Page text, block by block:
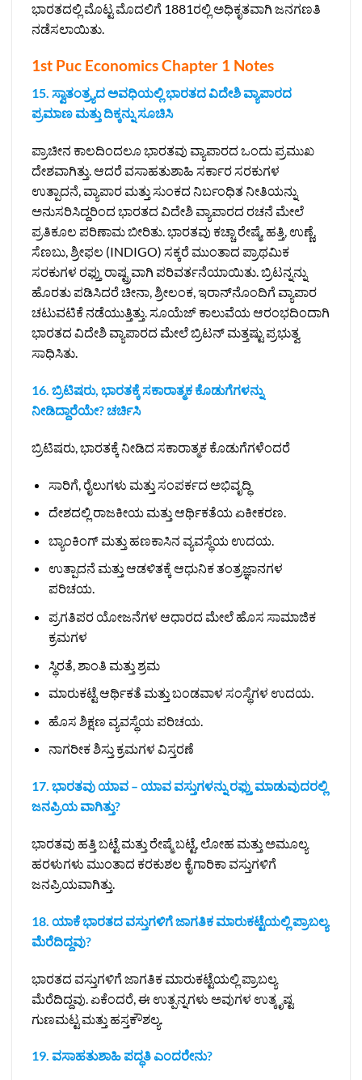
ಭಾರತದಲ್ಲಿ ಮೊಟ್ಟ ಮೊದಲಿಗೆ 1881ರಲ್ಲಿ ಅಧಿಕೃತವಾಗಿ ಜನಗಣತಿ
ನಡೆಸಲಾಯಿತು.
1st Puc Economics Chapter 1 Notes
15. ಸ್ವಾತಂತ್ರ್ಯದ ಅವಧಿಯಲ್ಲಿ ಭಾರತದ ವಿದೇಶಿ ವ್ಯಾಪಾರದ
ಪ್ರಮಾಣ ಮತ್ತು ದಿಕ್ಕನ್ನು ಸೂಚಿಸಿ
ಪ್ರಾಚೀನ ಕಾಲದಿಂದಲೂ ಭಾರತವು ವ್ಯಾಪಾರದ ಒಂದು ಪ್ರಮುಖ
ದೇಶವಾಗಿತ್ತು. ಆದರೆ ವಸಾಹತುಶಾಹಿ ಸರ್ಕಾರ ಸರಕುಗಳ
ಉತ್ಪಾದನೆ, ವ್ಯಾಪಾರ ಮತ್ತು ಸುಂಕದ ನಿರ್ಬಂಧಿತ ನೀತಿಯನ್ನು
ಅನುಸರಿಸಿದ್ದರಿಂದ ಭಾರತದ ವಿದೇಶಿ ವ್ಯಾಪಾರದ ರಚನೆ ಮೇಲೆ
ಪ್ರತಿಕೂಲ ಪರಿಣಾಮ ಬೀರಿತು. ಭಾರತವು ಕಚ್ಚಾ ರೇಷ್ಮೆ, ಹತ್ತಿ, ಉಣ್ಣೆ,
ಸೆಣಬು, ಶ್ರೀಫಲ (INDIGO) ಸಕ್ಕರೆ ಮುಂತಾದ ಪ್ರಾಥಮಿಕ
ಸರಕುಗಳ ರಫ್ತು ರಾಷ್ಟ್ರವಾಗಿ ಪರಿವರ್ತನೆಯಾಯಿತು. ಬ್ರಿಟನ್ನನ್ನು
ಹೊರತು ಪಡಿಸಿದರೆ ಚೀನಾ, ಶ್ರೀಲಂಕ, ಇರಾನ್‌ನೊಂದಿಗೆ ವ್ಯಾಪಾರ
ಚಟುವಟಿಕೆ ನಡೆಯುತ್ತಿತ್ತು. ಸೂಯೆಜ್ ಕಾಲುವೆಯ ಆರಂಭದಿಂದಾಗಿ
ಭಾರತದ ವಿದೇಶಿ ವ್ಯಾಪಾರದ ಮೇಲೆ ಬ್ರಿಟನ್ ಮತ್ತಷ್ಟು ಪ್ರಭುತ್ವ
ಸಾಧಿಸಿತು.
16. ಬ್ರಿಟಿಷರು, ಭಾರತಕ್ಕೆ ಸಕಾರಾತ್ಮಕ ಕೊಡುಗೆಗಳನ್ನು
ನೀಡಿದ್ದಾರೆಯೇ? ಚರ್ಚಿಸಿ
ಬ್ರಿಟಿಷರು, ಭಾರತಕ್ಕೆ ನೀಡಿದ ಸಕಾರಾತ್ಮಕ ಕೊಡುಗೆಗಳೆಂದರೆ
ಸಾರಿಗೆ, ರೈಲುಗಳು ಮತ್ತು ಸಂಪರ್ಕದ ಅಭಿವೃದ್ಧಿ
ದೇಶದಲ್ಲಿ ರಾಜಕೀಯ ಮತ್ತು ಆರ್ಥಿಕತೆಯ ಏಕೀಕರಣ.
ಬ್ಯಾಂಕಿಂಗ್ ಮತ್ತು ಹಣಕಾಸಿನ ವ್ಯವಸ್ಥೆಯ ಉದಯ.
ಉತ್ಪಾದನೆ ಮತ್ತು ಆಡಳಿತಕ್ಕೆ ಆಧುನಿಕ ತಂತ್ರಜ್ಞಾನಗಳ
ಪರಿಚಯ.
ಪ್ರಗತಿಪರ ಯೋಜನೆಗಳ ಆಧಾರದ ಮೇಲೆ ಹೊಸ ಸಾಮಾಜಿಕ
ಕ್ರಮಗಳ
ಸ್ಥಿರತೆ, ಶಾಂತಿ ಮತ್ತು ಶ್ರಮ
ಮಾರುಕಟ್ಟೆ ಆರ್ಥಿಕತೆ ಮತ್ತು ಬಂಡವಾಳ ಸಂಸ್ಥೆಗಳ ಉದಯ.
ಹೊಸ ಶಿಕ್ಷಣ ವ್ಯವಸ್ಥೆಯ ಪರಿಚಯ.
ನಾಗರೀಕ ಶಿಸ್ತು ಕ್ರಮಗಳ ವಿಸ್ತರಣೆ
17. ಭಾರತವು ಯಾವ – ಯಾವ ವಸ್ತುಗಳನ್ನು ರಫ್ತು ಮಾಡುವುದರಲ್ಲಿ
ಜನಪ್ರಿಯ ವಾಗಿತ್ತು?
ಭಾರತವು ಹತ್ತಿ ಬಟ್ಟೆ ಮತ್ತು ರೇಷ್ಮೆ ಬಟ್ಟೆ, ಲೋಹ ಮತ್ತು ಅಮೂಲ್ಯ
ಹರಳುಗಳು ಮುಂತಾದ ಕರಕುಶಲ ಕೈಗಾರಿಕಾ ವಸ್ತುಗಳಿಗೆ
ಜನಪ್ರಿಯವಾಗಿತ್ತು.
18. ಯಾಕೆ ಭಾರತದ ವಸ್ತುಗಳಿಗೆ ಜಾಗತಿಕ ಮಾರುಕಟ್ಟೆಯಲ್ಲಿ ಪ್ರಾಬಲ್ಯ
ಮೆರೆದಿದ್ದವು?
ಭಾರತದ ವಸ್ತುಗಳಿಗೆ ಜಾಗತಿಕ ಮಾರುಕಟ್ಟೆಯಲ್ಲಿ ಪ್ರಾಬಲ್ಯ
ಮೆರೆದಿದ್ದವು. ಏಕೆಂದರೆ, ಈ ಉತ್ಪನ್ನಗಳು ಅವುಗಳ ಉತ್ಕೃಷ್ಟ
ಗುಣಮಟ್ಟ ಮತ್ತು ಹಸ್ತಕೌಶಲ್ಯ.
19. ವಸಾಹತುಶಾಹಿ ಪದ್ಧತಿ ಎಂದರೇನು?